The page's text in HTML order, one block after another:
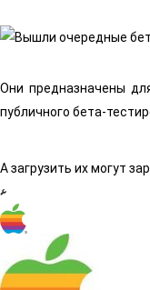
Они предназначены
публичного бета-
А загрузить их могут